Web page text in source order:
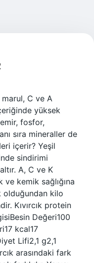
marul, C ve A
yüksek
fosfor,
sıra mineraller de
içerir? Yeşil
sindirimi
A, C ve K
ve kemik sağlığına
olduğundan kilo
Kıvırcık protein
Değeri100
kcal17
Lifi2,1 g2,1
arasındaki fark